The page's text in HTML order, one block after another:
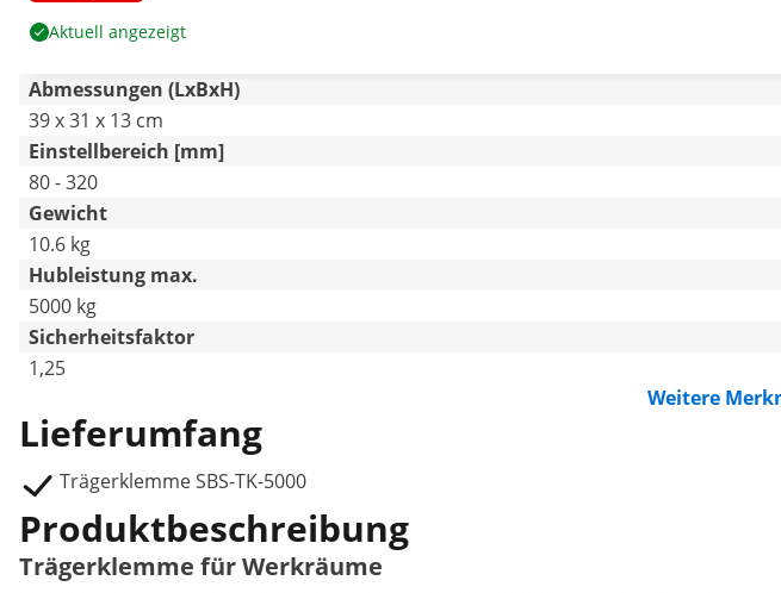
Aktuell angezeigt
Abmessungen (LxBxH)
39 x 31 x 13 cm
Einstellbereich [mm]
80 - 320
Gewicht
10.6 kg
Hubleistung max.
5000 kg
Sicherheitsfaktor
1,25
Weitere
Lieferumfang
Trägerklemme SBS-TK-5000
Produktbeschreibung
Trägerklemme für Werkräume